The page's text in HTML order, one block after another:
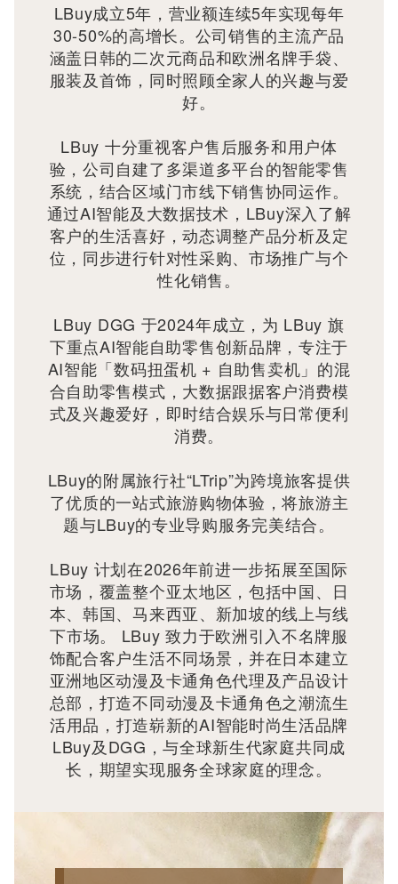
LBuy成立5年，营业额连续5年实现每年
30-50%的高增长。公司销售的主流产品
涵盖日韩的二次元商品和欧洲名牌手袋、
服装及首饰，同时照顾全家人的兴趣与爱
好。
LBuy 十分重视客户售后服务和用户体
验，公司自建了多渠道多平台的智能零售
系统，结合区域门市线下销售协同运作。
通过AI智能及大数据技术，LBuy深入了解
客户的生活喜好，动态调整产品分析及定
位，同步进行针对性采购、市场推广与个
性化销售。
LBuy DGG 于2024年成立，为 LBuy 旗
下重点AI智能自助零售创新品牌，专注于
AI智能「数码扭蛋机 + 自助售卖机」的混
合自助零售模式，大数据跟据客户消费模
式及兴趣爱好，即时结合娱乐与日常便利
消费。
LBuy的附属旅行社“LTrip”为跨境旅客提供
了优质的一站式旅游购物体验，将旅游主
题与LBuy的专业导购服务完美结合。
LBuy 计划在2026年前进一步拓展至国际
市场，覆盖整个亚太地区，包括中国、日
本、韩国、马来西亚、新加坡的线上与线
下市场。 LBuy 致力于欧洲引入不名牌服
饰配合客户生活不同场景，并在日本建立
亚洲地区动漫及卡通角色代理及产品设计
总部，打造不同动漫及卡通角色之潮流生
活用品，打造崭新的AI智能时尚生活品牌
LBuy及DGG，与全球新生代家庭共同成
长，期望实现服务全球家庭的理念。